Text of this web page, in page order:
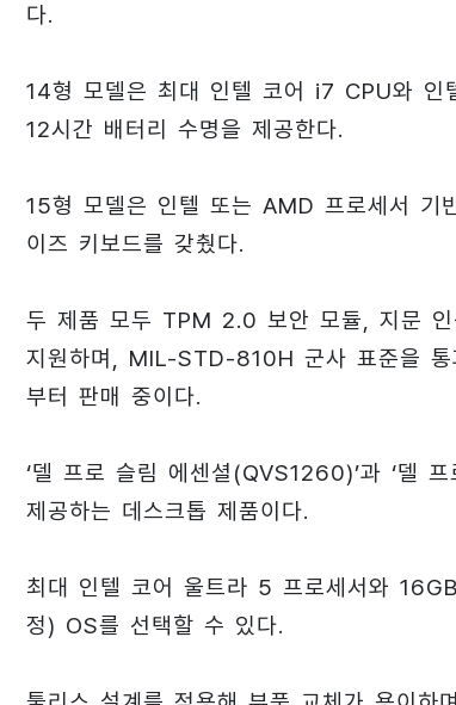
다.
14형 모델은 최대 인텔 코어 i7 CPU와 인
12시간 배터리 수명을 제공한다.
15형 모델은 인텔 또는 AMD 프로세서 기
이즈 키보드를 갖췄다.
두 제품 모두 TPM 2.0 보안 모듈, 지문
지원하며, MIL-STD-810H 군사 표준을
부터 판매 중이다.
‘델 프로 슬림 에센셜(QVS1260)’과 ‘델
제공하는 데스크톱 제품이다.
최대 인텔 코어 울트라 5 프로세서와
정) OS를 선택할 수 있다.